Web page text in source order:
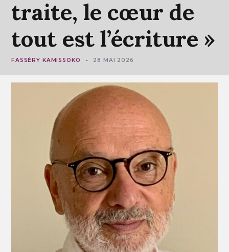
traite, le cœur de
tout estl’écriture »
FASSÉRY KAMISSOKO 28 MAI 2026